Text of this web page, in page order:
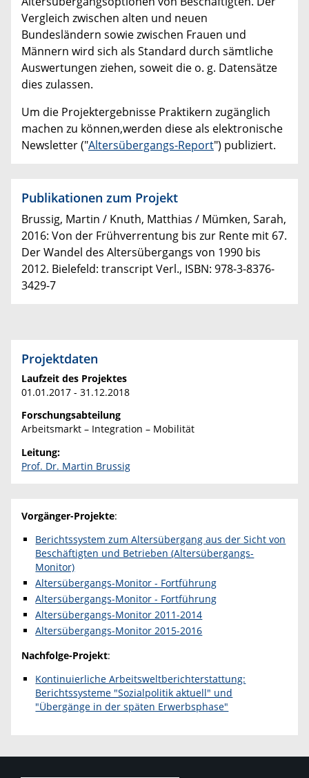
Vergleich zwischen alten und neuen
Bundesländern sowie zwischen Frauen und
Männern wird sich als Standard durch sämtliche
Auswertungen ziehen, soweit die o. g. Datensätze
dies zulassen.
Um die Projektergebnisse Praktikern zugänglich
machen zu können,werden diese als elektronische
Newsletter ("Altersübergangs-Report") publiziert.
Publikationen zum Projekt
Brussig, Martin / Knuth, Matthias / Mümken, Sarah,
2016: Von der Frühverrentung bis zur Rente mit 67.
Der Wandel des Altersübergangs von 1990 bis
2012. Bielefeld: transcript Verl., ISBN: 978-3-8376-
3429-7
Projektdaten
Laufzeit des Projektes
01.01.2017 - 31.12.2018
Forschungsabteilung
Arbeitsmarkt – Integration – Mobilität
Leitung:
Prof. Dr. Martin Brussig
Vorgänger-Projekte:
Berichtssystem zum Altersübergang aus der Sicht von
Beschäftigten und Betrieben (Altersübergangs-
Monitor)
Altersübergangs-Monitor - Fortführung
Altersübergangs-Monitor - Fortführung
Altersübergangs-Monitor 2011-2014
Altersübergangs-Monitor 2015-2016
Nachfolge-Projekt:
Kontinuierliche Arbeitsweltberichterstattung:
Berichtssysteme "Sozialpolitik aktuell" und
"Übergänge in der späten Erwerbsphase"